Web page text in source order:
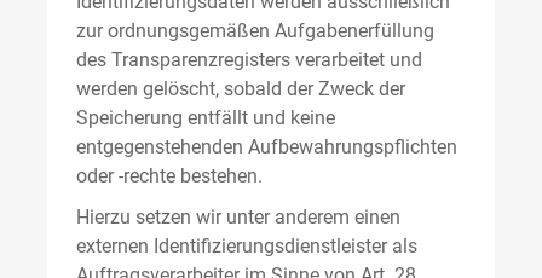
zur ordnungsgemäßen Aufgabenerfüllung
des Transparenzregisters verarbeitet und
werden gelöscht, sobald der Zweck der
Speicherung entfällt und keine
entgegenstehenden Aufbewahrungspflichten
oder -rechte bestehen.
Hierzu setzen wir unter anderem einen
externen Identifizierungsdienstleister als